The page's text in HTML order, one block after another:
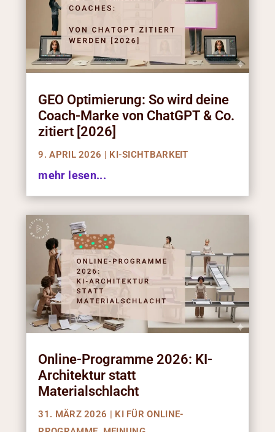
GEO Optimierung: So wird deine
Coach-Marke von ChatGPT & Co.
zitiert [2026]
9. APRIL 2026 | KI-SICHTBARKEIT
mehr lesen...
Online-Programme 2026: KI-
Architektur statt
Materialschlacht
31. MÄRZ 2026 | KI FÜR ONLINE-